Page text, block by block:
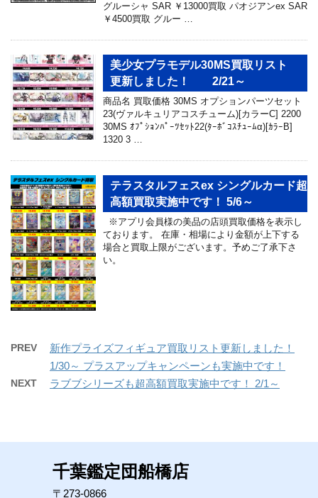
グルーシャ SAR ￥13000買取 パオジアンex SAR
￥4500買取 グルー …
美少女プラモデル30MS買取リスト
更新しました！ 2/21～
商品名 買取価格 30MS オプションパーツセット
23(ヴァルキュリアコスチューム)[カラーC] 2200
30MS ｵﾌﾟｼｮﾝﾊﾟｰﾂｾｯﾄ22(ﾀｰﾎﾞｺｽﾁｭｰﾑα)[ｶﾗｰB]
1320 3 …
テラスタルフェスex シングルカード超
高額買取実施中です！ 5/6～
※アプリ会員様の美品の店頭買取価格を表示し
ております。 在庫・相場により金額が上下する
場合と買取上限がございます。予めご了承下さ
い。
PREV
新作プライズフィギュア買取リスト更新しました！
1/30～ プラスアップキャンペーンも実施中です！
NEXT ラブブシリーズも超高額買取実施中です！ 2/1～
千葉鑑定団船橋店
〒273-0866